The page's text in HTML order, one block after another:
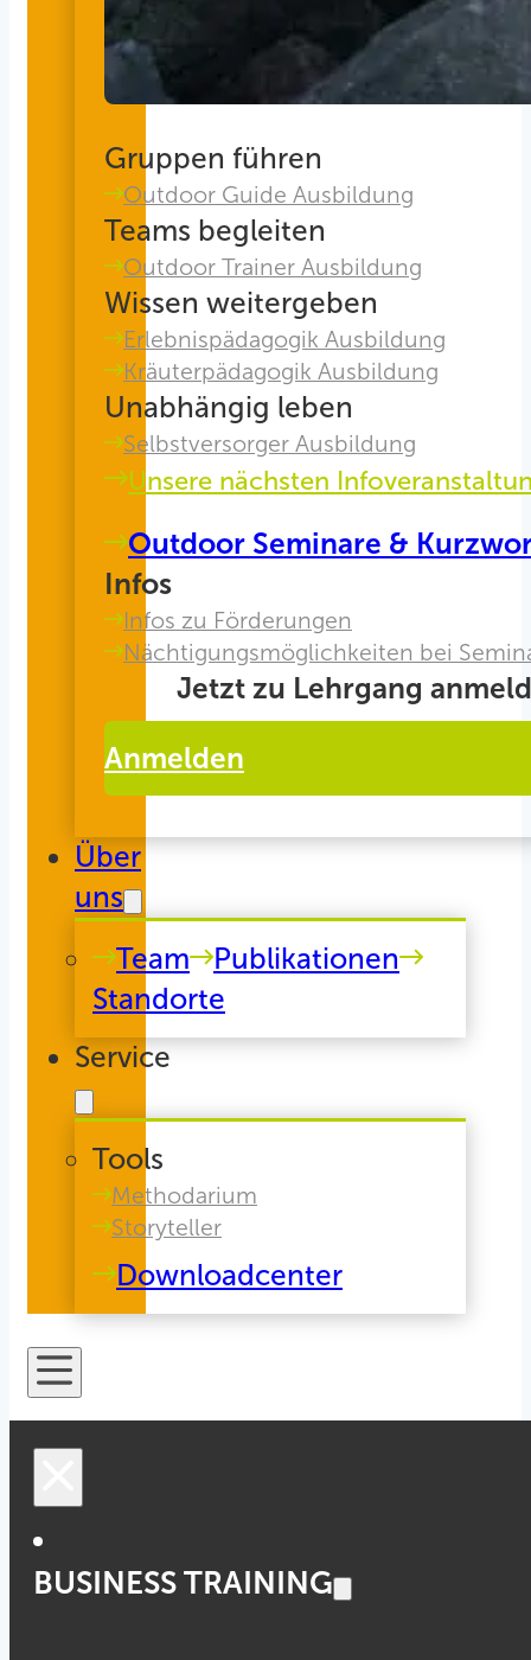
Gruppen führen
Outdoor Guide Ausbildung
Teams begleiten
Outdoor Trainer Ausbildung
Wissen weitergeben
Erlebnispädagogik Ausbildung
Kräuterpädagogik Ausbildung
Unabhängig leben
Selbstversorger Ausbildung
Unsere nächsten
Outdoor Seminare &
Infos
Infos zu Förderungen
Nächtigungsmöglichkeiten bei
Jetzt zu Lehrgang
Anmelden
Über
uns
Team
Publikationen
Standorte
Service
Tools
Methodarium
Storyteller
Downloadcenter
BUSINESS TRAINING